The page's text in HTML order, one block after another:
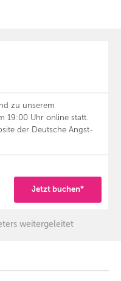
zu unserem
19:00 Uhr online statt.
der Deutsche Angst-
Jetzt buchen*
weitergeleitet